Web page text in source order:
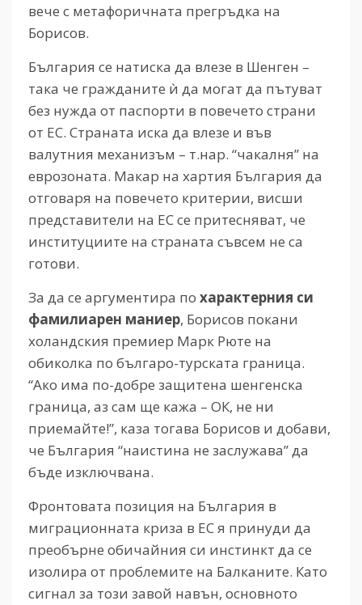
вече с метафоричната прегръдка на
Борисов.
България се натиска да влезе в Шенген –
така че гражданите ѝ да могат да пътуват
без нужда от паспорти в повечето страни
от ЕС. Страната иска да влезе и във
валутния механизъм – т.нар. “чакалня” на
еврозоната. Макар на хартия България да
отговаря на повечето критерии, висши
представители на ЕС се притесняват, че
институциите на страната съвсем не са
готови.
За да се аргументира по характерния си
фамилиарен маниер, Борисов покани
холандския премиер Марк Рюте на
обиколка по българо-турската граница.
“Ако има по-добре защитена шенгенска
граница, аз сам ще кажа – ОК, не ни
приемайте!”, каза тогава Борисов и добави,
че България “наистина не заслужава” да
бъде изключвана.
Фронтовата позиция на България в
миграционната криза в ЕС я принуди да
преобърне обичайния си инстинкт да се
изолира от проблемите на Балканите. Като
сигнал за този завой навън, основното